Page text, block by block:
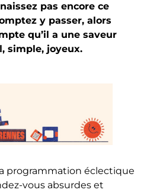
pas encore ce
y passer, alors
qu’il a une saveur
simple, joyeux.
programmation éclectique
vous absurdes et